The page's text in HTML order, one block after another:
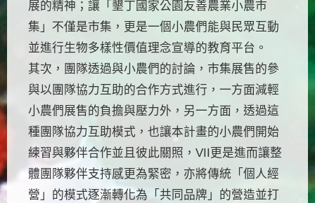
展的精神；讓「墾丁國家公園友善農業小農市
集」不僅是市集，更是一個小農們能與民眾互動
並進行生物多樣性價值理念宣導的教育平台。
其次，團隊透過與小農們的討論，市集展售的參
與以團隊協力互助的合作方式進行，一方面減輕
小農們展售的負擔與壓力外，另一方面，透過這
種團隊協力互助模式，也讓本計畫的小農們開始
練習與夥伴合作並且彼此關照，VII更是進而讓整
體團隊夥伴支持感更為緊密，亦將傳統「個人經
營」的模式逐漸轉化為「共同品牌」的營造並打